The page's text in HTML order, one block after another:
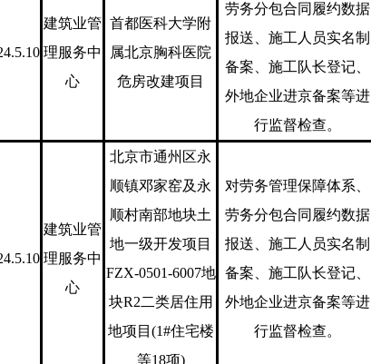
建筑业管
理服务中
心
首都医科大学附
属北京胸科医院
危房改建项目
劳务分包合同履约数据
报送、施工人员实名制
备案、施工队长登记、
外地企业进京备案等进
行监督检查。
建筑业管
理服务中
心
北京市通州区永
顺镇邓家窑及永
顺村南部地块土
地一级开发项目
FZX-0501-6007地
块R2二类居住用
地项目(1#住宅楼
等18项)
对劳务管理保障体系、
劳务分包合同履约数据
报送、施工人员实名制
备案、施工队长登记、
外地企业进京备案等进
行监督检查。